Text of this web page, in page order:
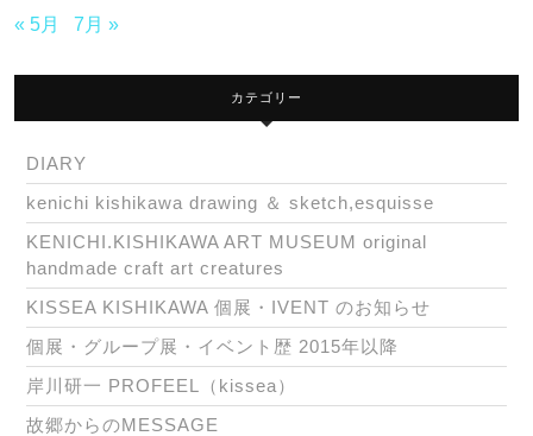
« 5月 7月 »
カテゴリー
DIARY
kenichi kishikawa drawing ＆ sketch,esquisse
KENICHI.KISHIKAWA ART MUSEUM original
handmade craft art creatures
KISSEA KISHIKAWA 個展・IVENT のお知らせ
個展・グループ展・イベント歴 2015年以降
岸川研一 PROFEEL（kissea）
故郷からのMESSAGE